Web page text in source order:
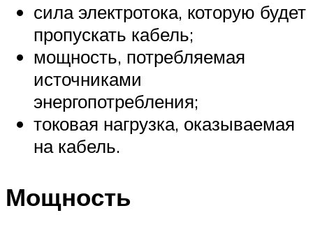
сила электротока, которую будет
пропускать кабель;
мощность, потребляемая
источниками
энергопотребления;
токовая нагрузка, оказываемая
на кабель.
Мощность